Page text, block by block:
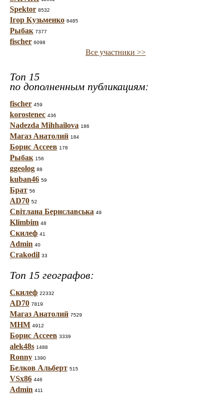
Spektor 8532
Ігор Кузьменко 8485
Рыбак 7377
fischer 6098
Все участники >>
Топ 15
по дополненным публикациям:
fischer 459
korostenec 436
Nadezda Mihhailova 186
Магаз Анатолий 184
Борис Ассеев 178
Рыбак 156
ggeolog 88
kuban46 59
Брат 56
AD70 52
Світлана Бериславська 49
Klimbim 48
Скилеф 41
Admin 40
Crakodil 33
Топ 15 географов:
Скилеф 22332
AD70 7819
Магаз Анатолий 7529
МНМ 4912
Борис Ассеев 3339
alek48s 1488
Ronny 1390
Белков Альберт 515
VSx86 446
Admin 411